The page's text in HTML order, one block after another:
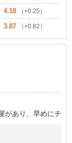
4.18 （+0.25）
3.87 （+0.82）
があり、早めにチ